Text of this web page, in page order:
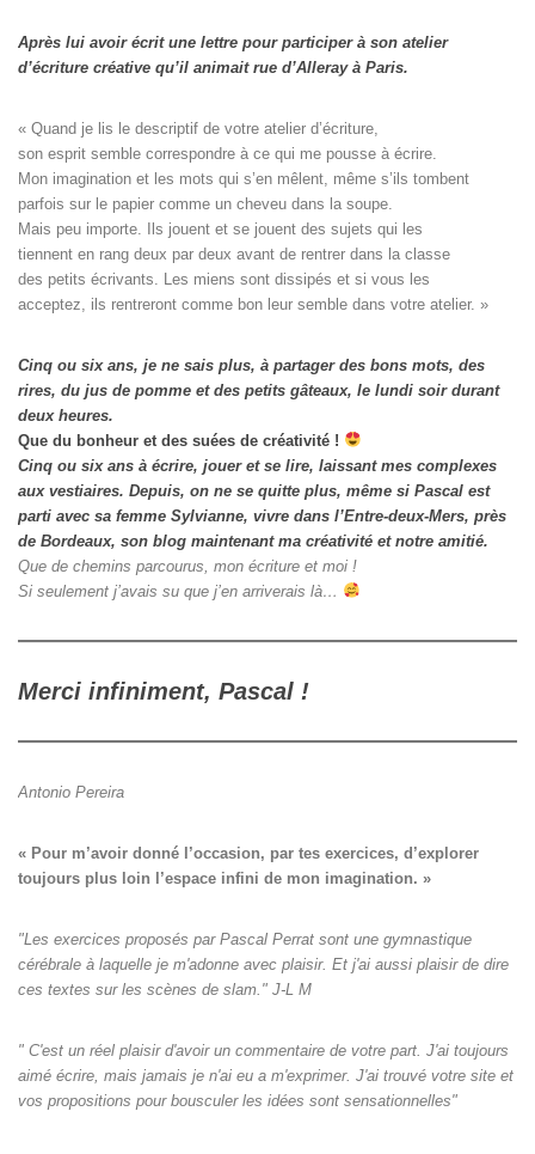
Après lui avoir écrit une lettre pour participer à son atelier
d’écriture créative qu’il animait rue d’Alleray à Paris.
« Quand je lis le descriptif de votre atelier d’écriture,
son esprit semble correspondre à ce qui me pousse à écrire.
Mon imagination et les mots qui s’en mêlent, même s’ils tombent
parfois sur le papier comme un cheveu dans la soupe.
Mais peu importe. Ils jouent et se jouent des sujets qui les
tiennent en rang deux par deux avant de rentrer dans la classe
des petits écrivants. Les miens sont dissipés et si vous les
acceptez, ils rentreront comme bon leur semble dans votre atelier. »
Cinq ou six ans, je ne sais plus, à partager des bons mots, des
rires, du jus de pomme et des petits gâteaux, le lundi soir durant
deux heures.
Que du bonheur et des suées de créativité !
Cinq ou six ans à écrire, jouer et se lire, laissant mes complexes
aux vestiaires. Depuis, on ne se quitte plus, même si Pascal est
parti avec sa femme Sylvianne, vivre dans l’Entre-deux-Mers, près
de Bordeaux, son blog maintenant ma créativité et notre amitié.
Que de chemins parcourus, mon écriture et moi !
Si seulement j’avais su que j’en arriverais là…
Merci infiniment, Pascal !
Antonio Pereira
« Pour m’avoir donné l’occasion, par tes exercices, d’explorer
toujours plus loin l’espace infini de mon imagination. »
"Les exercices proposés par Pascal Perrat sont une gymnastique
cérébrale à laquelle je m'adonne avec plaisir. Et j'ai aussi plaisir de dire
ces textes sur les scènes de slam." J-L M
" C'est un réel plaisir d'avoir un commentaire de votre part. J'ai toujours
aimé écrire, mais jamais je n'ai eu a m'exprimer. J'ai trouvé votre site et
vos propositions pour bousculer les idées sont sensationnelles"